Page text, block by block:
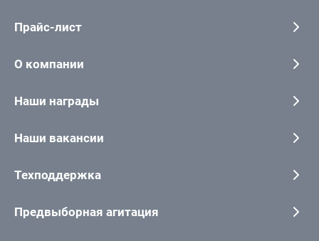
Прайс-лист
О компании
Наши награды
Наши вакансии
Техподдержка
Предвыборная агитация